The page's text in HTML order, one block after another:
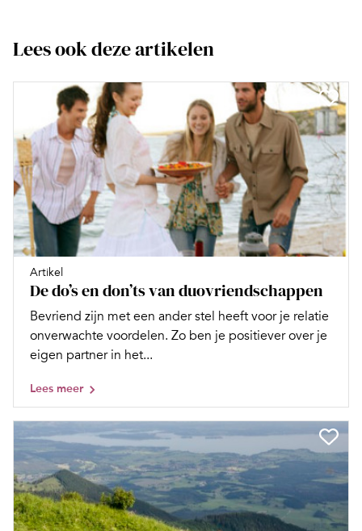
Lees ook deze artikelen
Artikel
De do’s en don’ts van duovriendschappen
Bevriend zijn met een ander stel heeft voor je relatie
onverwachte voordelen. Zo ben je positiever over je
eigen partner in het...
Lees meer